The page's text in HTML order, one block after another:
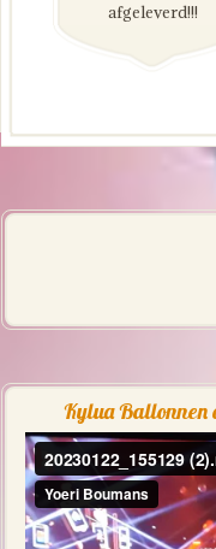
afgeleverd!!!
Kylua Ballonnen
Videospeler